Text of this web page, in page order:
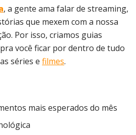
, a gente ama falar de streaming,
que mexem com a nossa
Por isso, criamos guias
você ficar por dentro de tudo
séries e filmes.
mais esperados do mês